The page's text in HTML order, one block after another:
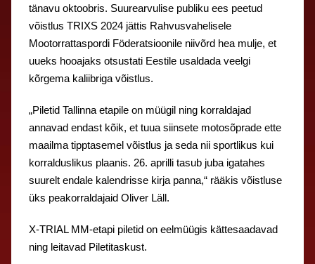
tänavu oktoobris. Suurearvulise publiku ees peetud
võistlus TRIXS 2024 jättis Rahvusvahelisele
Mootorrattaspordi Föderatsioonile niivõrd hea mulje, et
uueks hooajaks otsustati Eestile usaldada veelgi
kõrgema kaliibriga võistlus.
„Piletid Tallinna etapile on müügil ning korraldajad
annavad endast kõik, et tuua siinsete motosõprade ette
maailma tipptasemel võistlus ja seda nii sportlikus kui
korralduslikus plaanis. 26. aprilli tasub juba igatahes
suurelt endale kalendrisse kirja panna,“ rääkis võistluse
üks peakorraldajaid Oliver Läll.
X-TRIAL MM-etapi piletid on eelmüügis kättesaadavad
ning leitavad Piletitaskust.